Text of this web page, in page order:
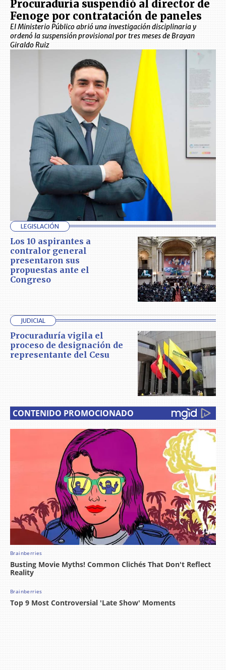
Procuraduría suspendió al director de
Fenoge por contratación de paneles
El Ministerio Público abrió una investigación disciplinaria y
ordenó la suspensión provisional por tres meses de Brayan
Giraldo Ruiz
LEGISLACIÓN
Los 10 aspirantes a
contralor general
presentaron sus
propuestas ante el
Congreso
JUDICIAL
Procuraduría vigila el
proceso de designación de
representante del Cesu